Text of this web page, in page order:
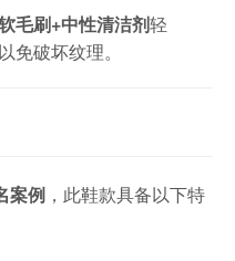
毛刷+中性清洁剂轻
免破坏纹理。
案例 ，此鞋款具备以下特